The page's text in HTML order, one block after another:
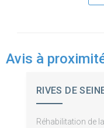
Avis à
RIVES DE
Réhabilitation de